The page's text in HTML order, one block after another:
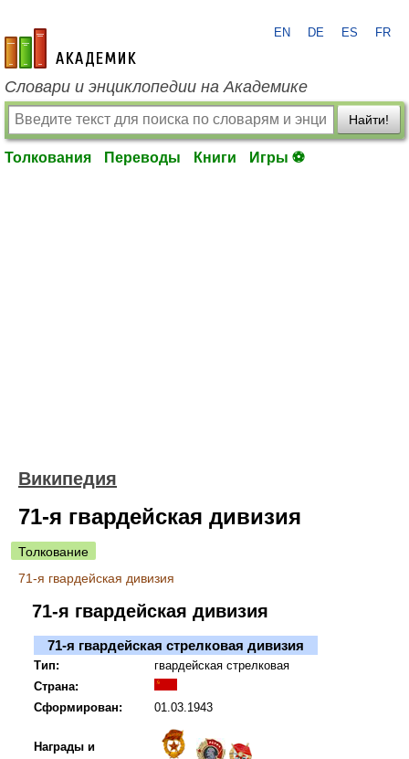
academic.ru
EN DE ES FR
Словари и энциклопедии на Академике
Найти!
Толкования Переводы Книги Игры ⚽
Википедия
71-я гвардейская дивизия
Толкование
71-я гвардейская дивизия
71-я гвардейская дивизия
71-я гвардейская стрелковая дивизия
Тип:
гвардейская стрелковая
Страна:
Сформирован:
01.03.1943
Награды и